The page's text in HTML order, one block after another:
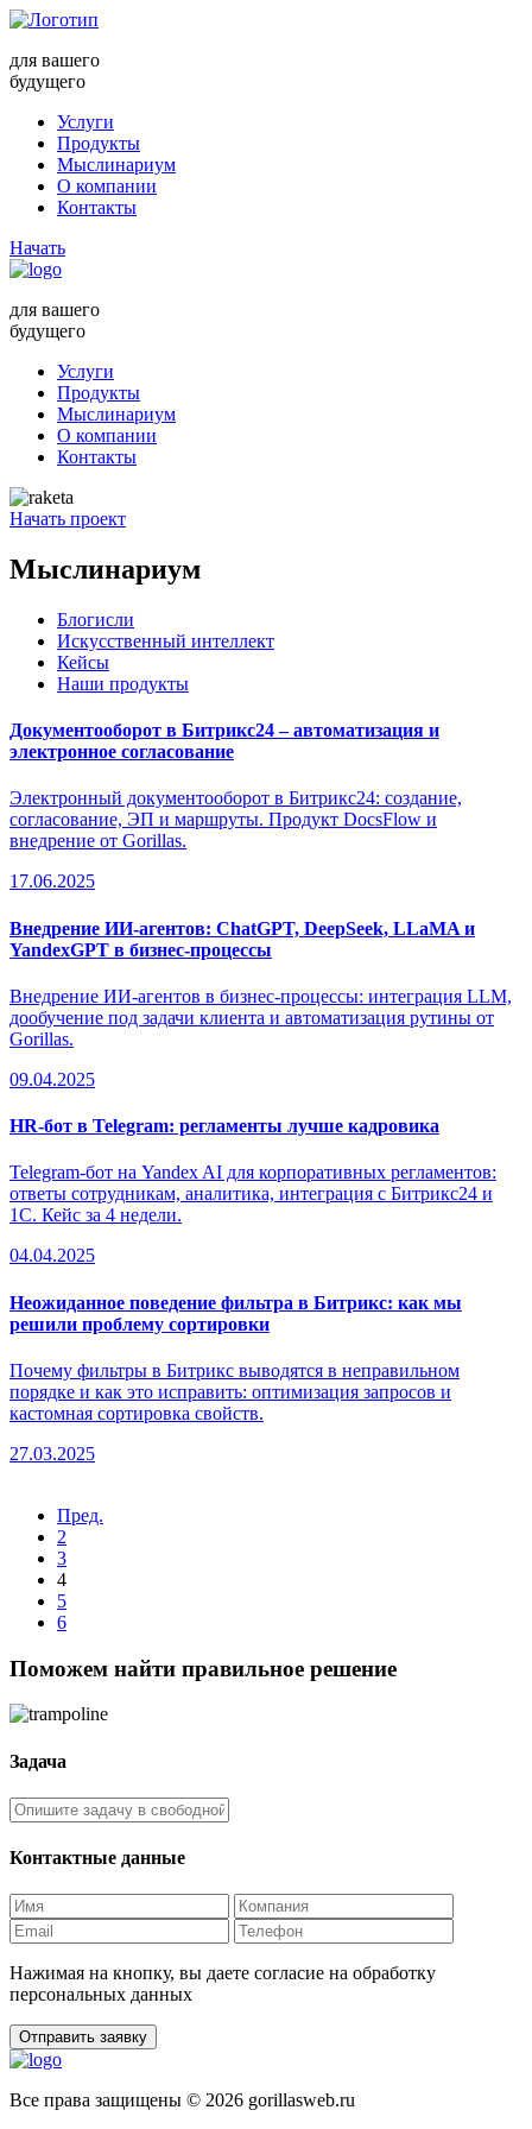
для вашего
будущего
Услуги
Продукты
Мыслинариум
О компании
Контакты
Начать
для вашего
будущего
Услуги
Продукты
Мыслинариум
О компании
Контакты
Начать проект
Мыслинариум
Блогисли
Искусственный интеллект
Кейсы
Наши продукты
Документооборот в Битрикс24 – автоматизация и
электронное согласование
Электронный документооборот в Битрикс24: создание,
согласование, ЭП и маршруты. Продукт DocsFlow и
внедрение от Gorillas.
17.06.2025
Внедрение ИИ-агентов: ChatGPT, DeepSeek, LLaMA и
YandexGPT в бизнес-процессы
Внедрение ИИ-агентов в бизнес-процессы: интеграция LLM,
дообучение под задачи клиента и автоматизация рутины от
Gorillas.
09.04.2025
HR-бот в Telegram: регламенты лучше кадровика
Telegram-бот на Yandex AI для корпоративных регламентов:
ответы сотрудникам, аналитика, интеграция с Битрикс24 и
1С. Кейс за 4 недели.
04.04.2025
Неожиданное поведение фильтра в Битрикс: как мы
решили проблему сортировки
Почему фильтры в Битрикс выводятся в неправильном
порядке и как это исправить: оптимизация запросов и
кастомная сортировка свойств.
27.03.2025
Пред.
2
3
4
5
6
Поможем найти правильное решение
Задача
Контактные данные
Нажимая на кнопку, вы даете согласие на обработку
персональных данных
Отправить заявку
Все права защищены © 2026 gorillasweb.ru